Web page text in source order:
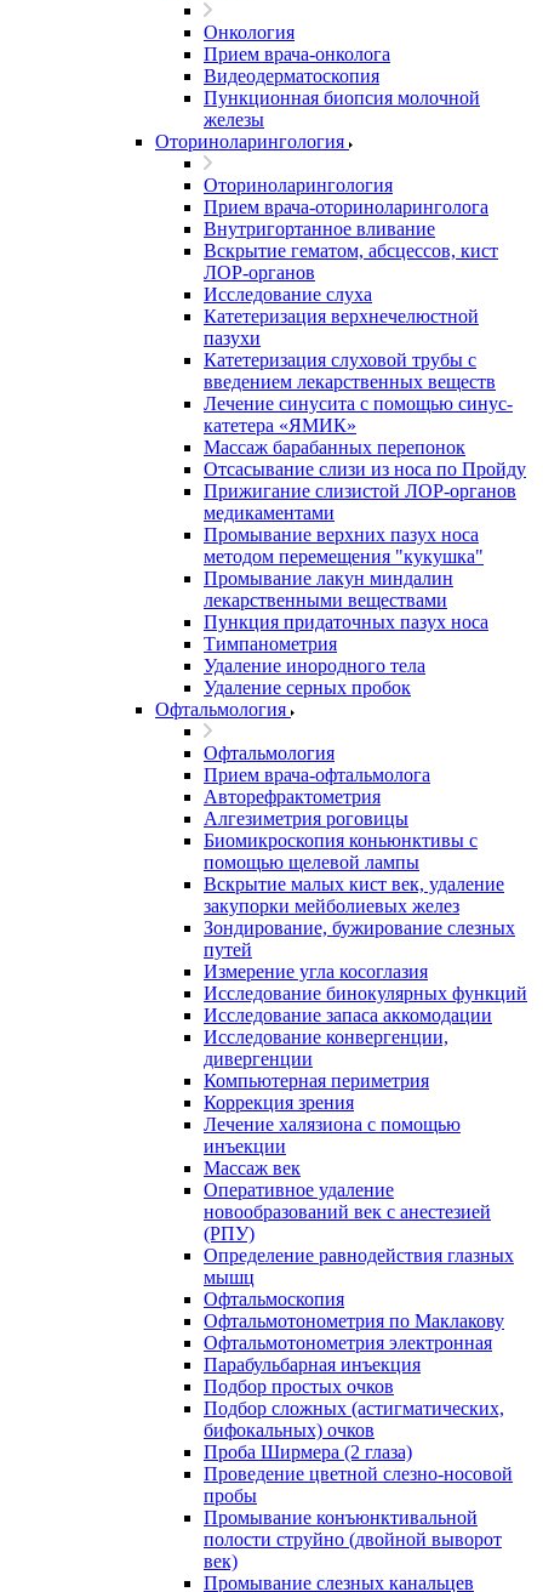
Онкология
Прием врача-онколога
Видеодерматоскопия
Пункционная биопсия молочной
железы
Оториноларингология
Оториноларингология
Прием врача-оториноларинголога
Внутригортанное вливание
Вскрытие гематом, абсцессов, кист
ЛОР-органов
Исследование слуха
Катетеризация верхнечелюстной
пазухи
Катетеризация слуховой трубы с
введением лекарственных веществ
Лечение синусита с помощью синус-
катетера «ЯМИК»
Массаж барабанных перепонок
Отсасывание слизи из носа по Пройду
Прижигание слизистой ЛОР-органов
медикаментами
Промывание верхних пазух носа
методом перемещения "кукушка"
Промывание лакун миндалин
лекарственными веществами
Пункция придаточных пазух носа
Тимпанометрия
Удаление инородного тела
Удаление серных пробок
Офтальмология
Офтальмология
Прием врача-офтальмолога
Авторефрактометрия
Алгезиметрия роговицы
Биомикроскопия коньюнктивы с
помощью щелевой лампы
Вскрытие малых кист век, удаление
закупорки мейболиевых желез
Зондирование, бужирование слезных
путей
Измерение угла косоглазия
Исследование бинокулярных функций
Исследование запаса аккомодации
Исследование конвергенции,
дивергенции
Компьютерная периметрия
Коррекция зрения
Лечение халязиона с помощью
инъекции
Массаж век
Оперативное удаление
новообразований век с анестезией
(РПУ)
Определение равнодействия глазных
мышц
Офтальмоскопия
Офтальмотонометрия по Маклакову
Офтальмотонометрия электронная
Парабульбарная инъекция
Подбор простых очков
Подбор сложных (астигматических,
бифокальных) очков
Проба Ширмера (2 глаза)
Проведение цветной слезно-носовой
пробы
Промывание конъюнктивальной
полости струйно (двойной выворот
век)
Промывание слезных канальцев